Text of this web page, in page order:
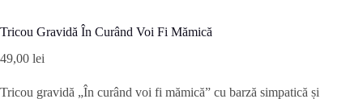
Tricou Gravidă În Curând Voi Fi Mămică
49,00 lei
Tricou gravidă „În curând voi fi mămică” cu barză simpatică și